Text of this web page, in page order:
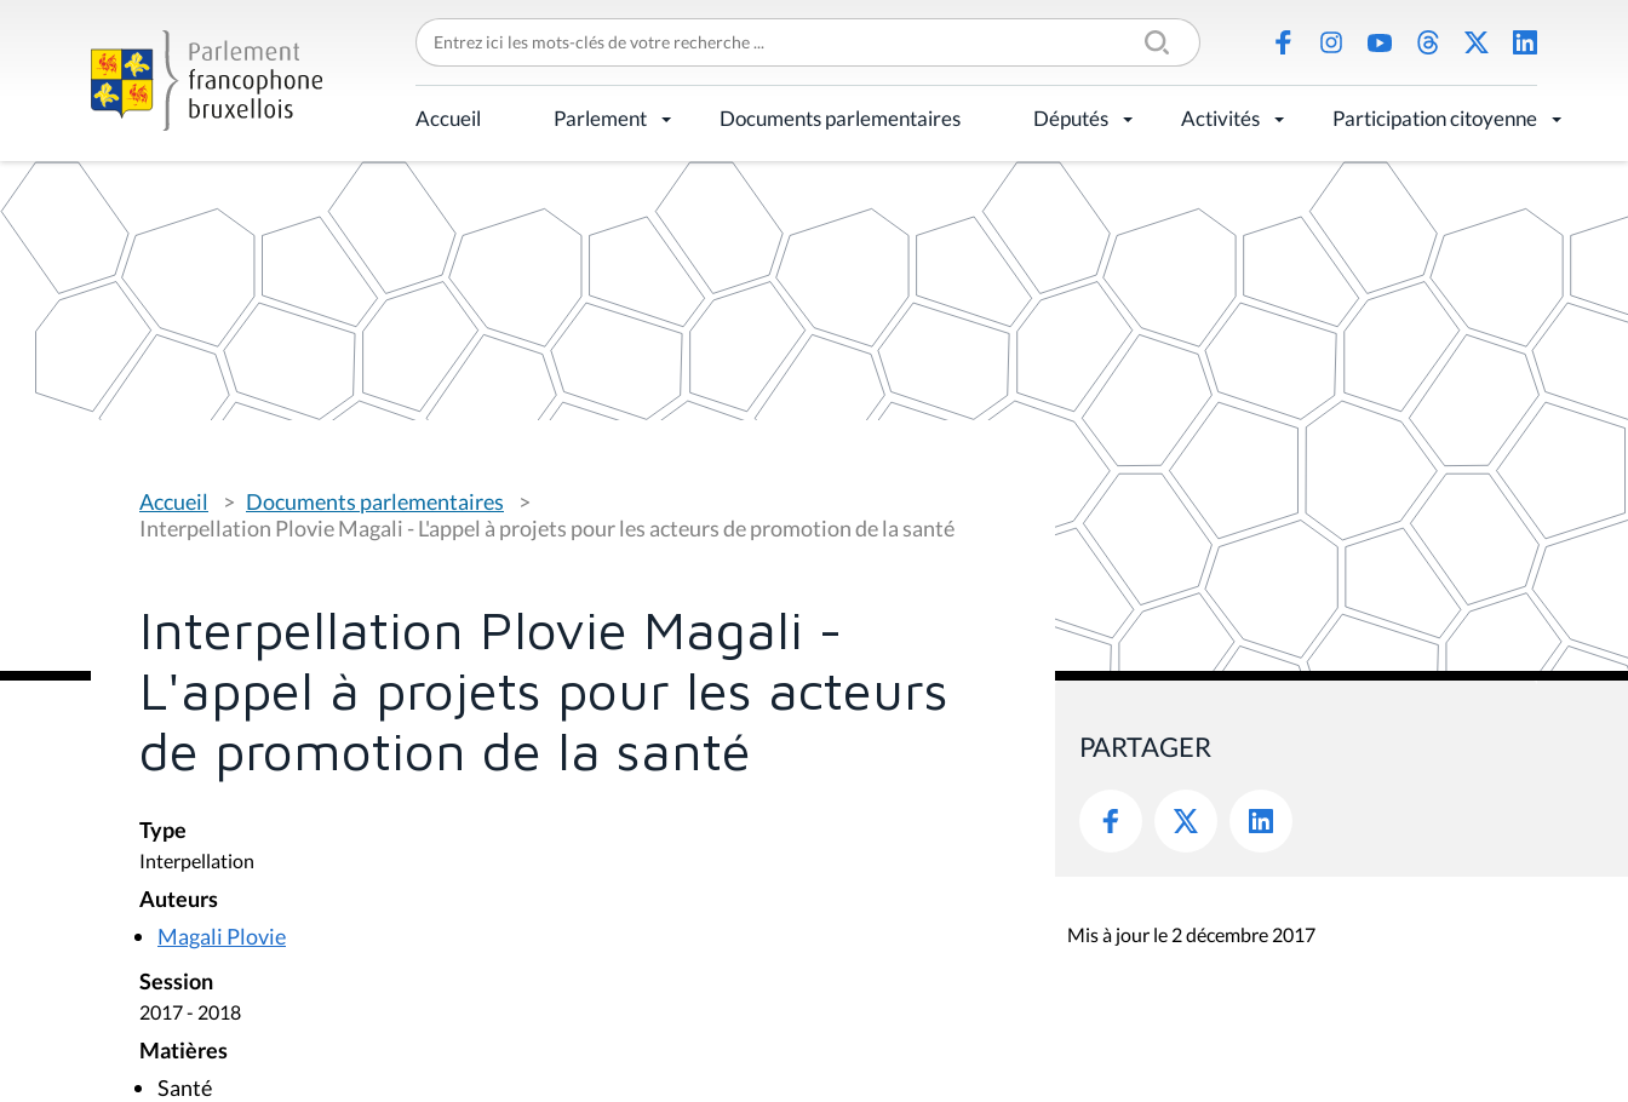
C
h
e
r
c
h
r
p
Accueil Parlement Documents parlementaires Députés Activités Participation citoyenne
o
u
Accueil
Documents parlementaires
Interpellation Plovie Magali - L'appel à projets pour les acteurs de promotion de la santé
Interpellation Plovie Magali -
L'appel à projets pour les acteurs
de promotion de la santé
Type
Interpellation
Auteurs
Magali Plovie
Session
2017 - 2018
Matières
Santé
PARTAGER
Mis à jour le 2 décembre 2017